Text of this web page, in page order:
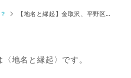
【地名と縁起】金取沢、平野区喜連、大楽毛、若桜町香田、一勝地
地名と縁起〉です。